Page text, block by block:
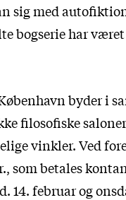
sig med
bogserie har
byder i
filosofiske
vinkler. Ved
som betales
14. februar og